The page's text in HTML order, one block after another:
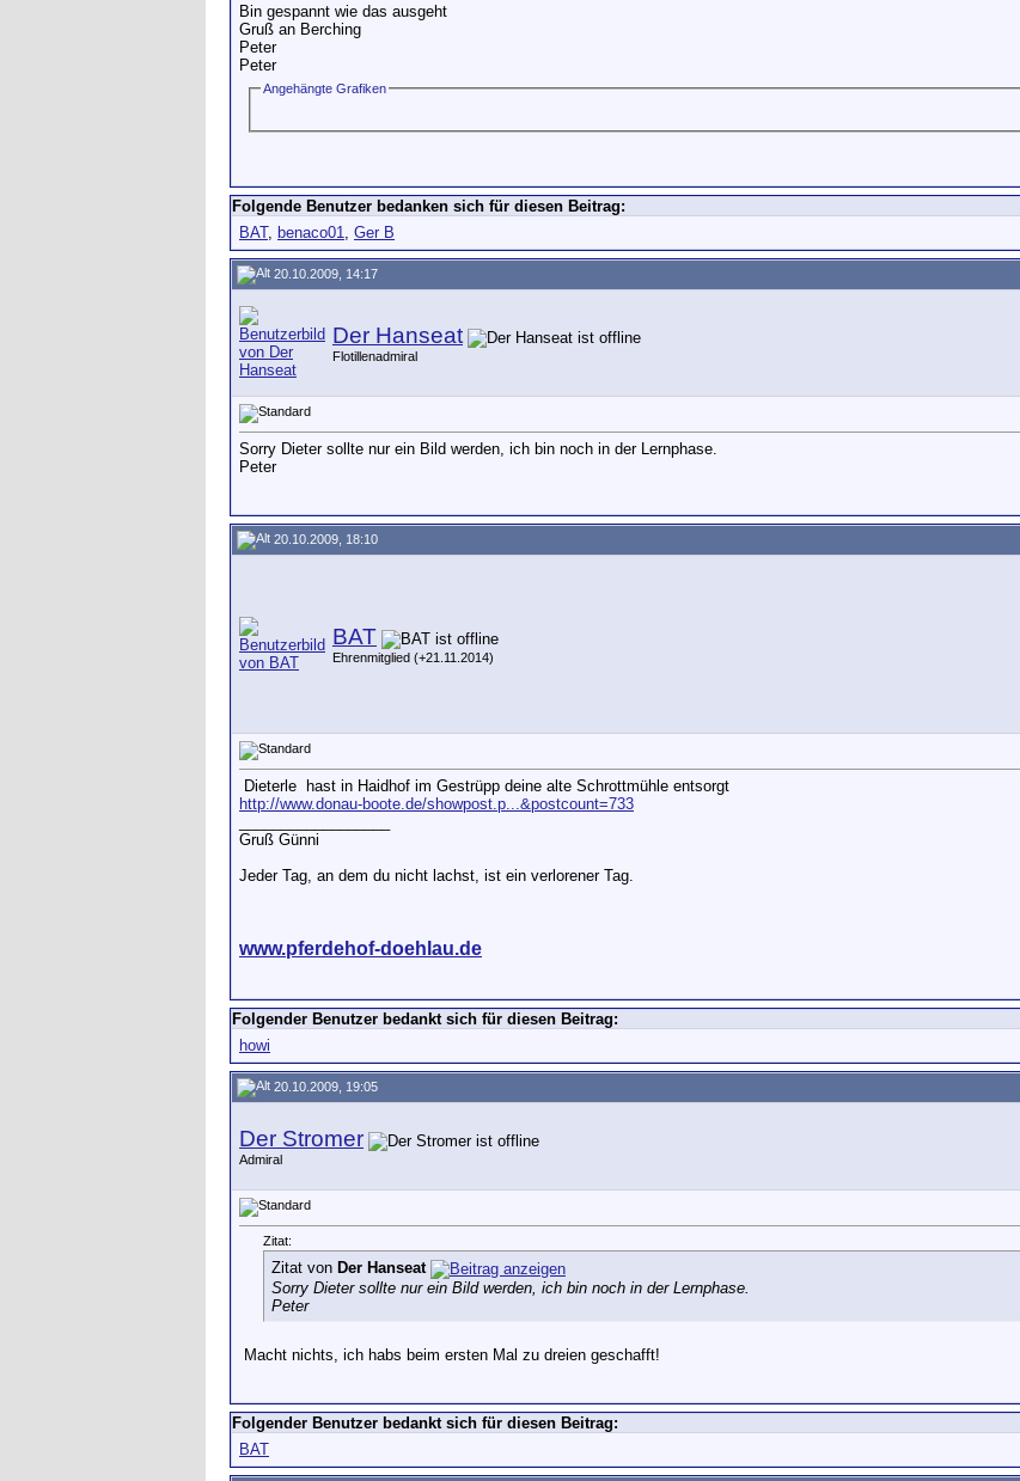
Bin gespannt wie das ausgeht
Gruß an Berching
Peter
Peter
Angehängte Grafiken
Folgende Benutzer bedanken sich für diesen Beitrag:
BAT, benaco01, Ger B
20.10.2009, 14:17
Der Hanseat
Flotillenadmiral
Sorry Dieter sollte nur ein Bild werden, ich bin noch in der Lernphase.
Peter
20.10.2009, 18:10
BAT
Ehrenmitglied (+21.11.2014)
Dieterle
hast in Haidhof im Gestrüpp deine alte Schrottmühle entsorgt
http://www.donau-boote.de/showpost.p...&postcount=733
Gruß Günni
Jeder Tag, an dem du nicht lachst, ist ein verlorener Tag.
www.pferdehof-doehlau.de
Folgender Benutzer bedankt sich für diesen Beitrag:
howi
20.10.2009, 19:05
Der Stromer
Admiral
Zitat:
Zitat von Der Hanseat
Sorry Dieter sollte nur ein Bild werden, ich bin noch in der Lernphase.
Peter
Macht nichts, ich habs beim ersten Mal zu dreien geschafft!
Folgender Benutzer bedankt sich für diesen Beitrag:
BAT